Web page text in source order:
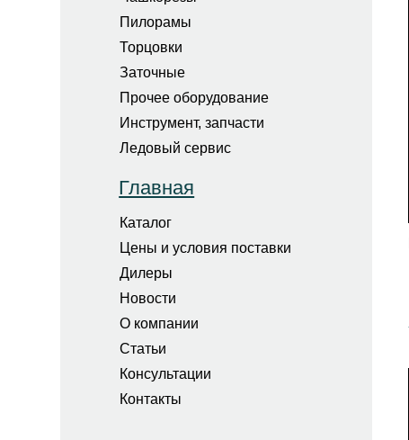
Пилорамы
Торцовки
Заточные
Прочее оборудование
Инструмент, запчасти
Ледовый сервис
Главная
Каталог
Цены и условия поставки
Дилеры
Новости
О компании
Статьи
Консультации
Контакты